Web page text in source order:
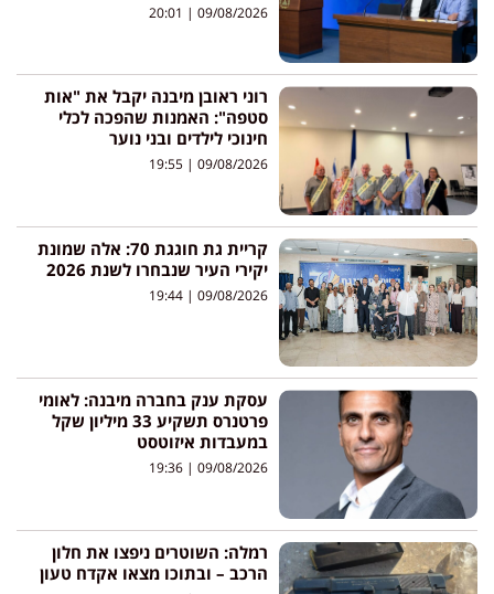
09/08/2026
רוני ראובן מיבנה יקבל את "אות
סטפה": האמנות שהפכה לכלי
חינוכי לילדים ובני נוער
09/08/2026
קריית גת חוגגת 70: אלה שמונת
יקירי העיר שנבחרו לשנת 2026
09/08/2026
עסקת ענק בחברה מיבנה: לאומי
פרטנרס תשקיע 33 מיליון שקל
במעבדות איזוטסט
09/08/2026
רמלה: השוטרים ניפצו את חלון
הרכב – ובתוכו מצאו אקדח טעון